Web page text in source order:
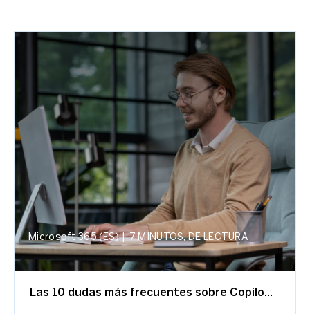
Microsoft 365 (ES) | 7 MINUTOS, DE LECTURA
Las 10 dudas más frecuentes sobre Copilo...